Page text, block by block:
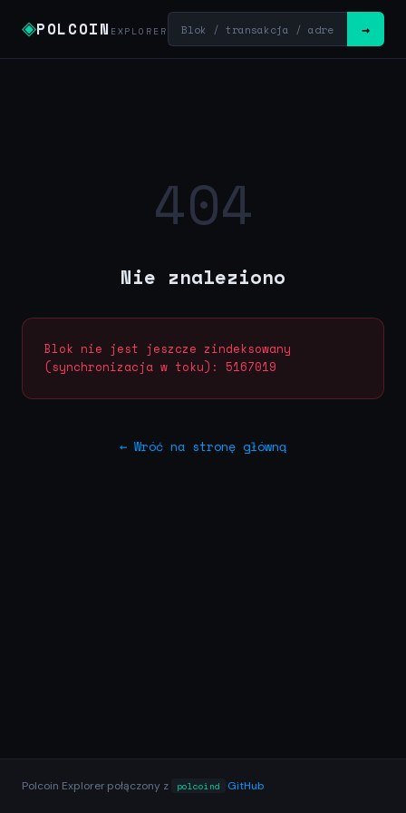
◈POLCOIN EXPLORER →
404
Nie znaleziono
Blok nie jest jeszcze zindeksowany
(synchronizacja w toku): 5167019
← Wróć na stronę główną
Polcoin Explorer połączony z polcoind GitHub